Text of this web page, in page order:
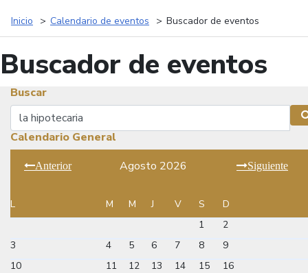
Inicio Calendario de eventos Buscador de eventos
Buscador de eventos
Buscar
Buscar
Calendario General
Anterior Agosto 2026 Siguiente
L M M J V S
D
1
2
3
4 5 6 7 8
9
10
11 12 13 14 15
16